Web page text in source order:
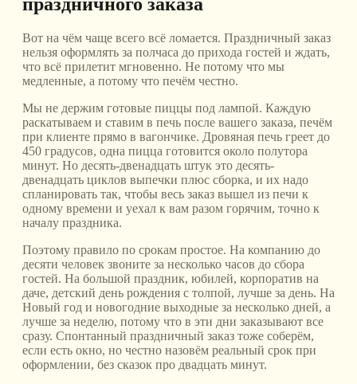
Вот на чём чаще всего всё ломается. Праздничный заказ
нельзя оформлять за полчаса до прихода гостей и ждать,
что всё прилетит мгновенно. Не потому что мы
медленные, а потому что печём честно.
Мы не держим готовые пиццы под лампой. Каждую
раскатываем и ставим в печь после вашего заказа, печём
при клиенте прямо в вагончике. Дровяная печь греет до
450 градусов, одна пицца готовится около полутора
минут. Но десять-двенадцать штук это десять-
двенадцать циклов выпечки плюс сборка, и их надо
спланировать так, чтобы весь заказ вышел из печи к
одному времени и уехал к вам разом горячим, точно к
началу праздника.
Поэтому правило по срокам простое. На компанию до
десяти человек звоните за несколько часов до сбора
гостей. На большой праздник, юбилей, корпоратив на
даче, детский день рождения с толпой, лучше за день. На
Новый год и новогодние выходные за несколько дней, а
лучше за неделю, потому что в эти дни заказывают все
сразу. Спонтанный праздничный заказ тоже соберём,
если есть окно, но честно назовём реальный срок при
оформлении, без сказок про двадцать минут.